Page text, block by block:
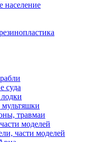
население
суда
травмаи
моделей
части моделей